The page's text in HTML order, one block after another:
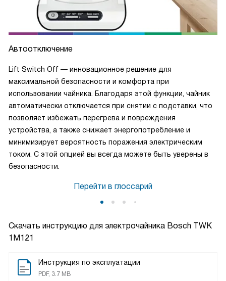
Скачать инструкцию для электрочайника Bosch TWK
1M121
Инструкция по эксплуатации
PDF, 3.7 MB
Автоотключение
Lift Switch Off — инновационное решение для
максимальной безопасности и комфорта при
использовании чайника. Благодаря этой функции, чайник
автоматически отключается при снятии с подставки, что
позволяет избежать перегрева и повреждения
устройства, а также снижает энергопотребление и
минимизирует вероятность поражения электрическим
током. С этой опцией вы всегда можете быть уверены в
безопасности.
Перейти в глоссарий